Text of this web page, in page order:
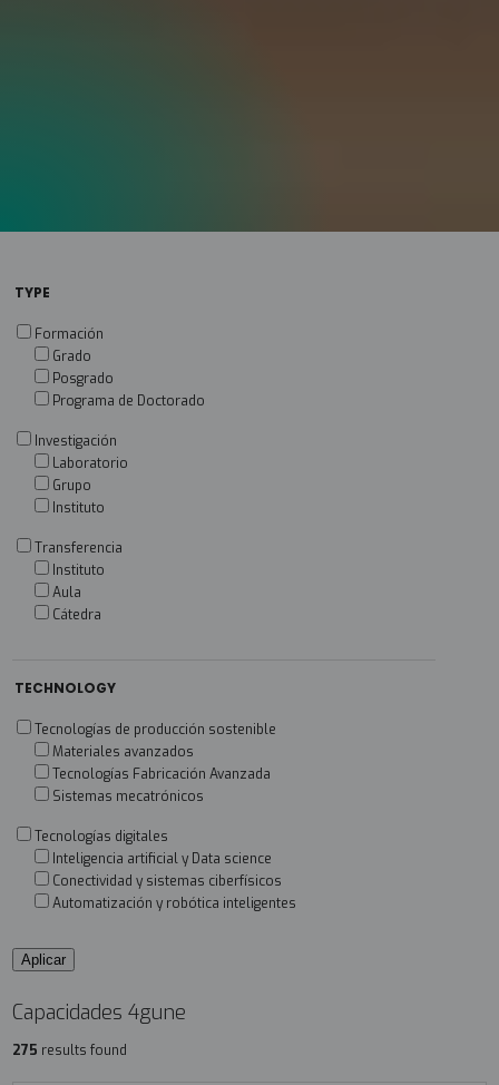
TYPE
Formación
Grado
Posgrado
Programa de Doctorado
Investigación
Laboratorio
Grupo
Instituto
Transferencia
Instituto
Aula
Cátedra
TECHNOLOGY
Tecnologías de producción sostenible
Materiales avanzados
Tecnologías Fabricación Avanzada
Sistemas mecatrónicos
Tecnologías digitales
Inteligencia artificial y Data science
Conectividad y sistemas ciberfísicos
Automatización y robótica inteligentes
Capacidades 4gune
275 results found